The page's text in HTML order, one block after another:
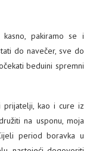
pakiramo se i
do navečer, sve do
beduini spremni
prijatelji, kao i cure iz
na usponu, moja
period boravka u